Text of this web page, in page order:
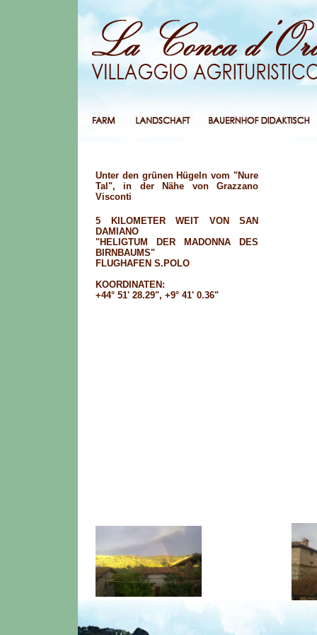
Unter den grünen Hügeln vom "Nure
Tal", in der Nähe von Grazzano
Visconti
5 KILOMETER WEIT VON SAN
DAMIANO
"HELIGTUM DER MADONNA DES
BIRNBAUMS"
FLUGHAFEN S.POLO
KOORDINATEN:
+44° 51' 28.29", +9° 41' 0.36"